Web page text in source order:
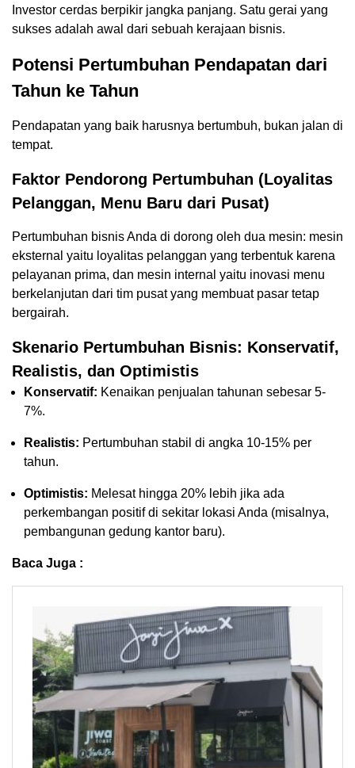
Investor cerdas berpikir jangka panjang. Satu gerai yang
sukses adalah awal dari sebuah kerajaan bisnis.
Potensi Pertumbuhan Pendapatan dari
Tahun ke Tahun
Pendapatan yang baik harusnya bertumbuh, bukan jalan di
tempat.
Faktor Pendorong Pertumbuhan (Loyalitas
Pelanggan, Menu Baru dari Pusat)
Pertumbuhan bisnis Anda di dorong oleh dua mesin: mesin
eksternal yaitu loyalitas pelanggan yang terbentuk karena
pelayanan prima, dan mesin internal yaitu inovasi menu
berkelanjutan dari tim pusat yang membuat pasar tetap
bergairah.
Skenario Pertumbuhan Bisnis: Konservatif,
Realistis, dan Optimistis
Konservatif: Kenaikan penjualan tahunan sebesar 5-
7%.
Realistis: Pertumbuhan stabil di angka 10-15% per
tahun.
Optimistis: Melesat hingga 20% lebih jika ada
perkembangan positif di sekitar lokasi Anda (misalnya,
pembangunan gedung kantor baru).
Baca Juga :